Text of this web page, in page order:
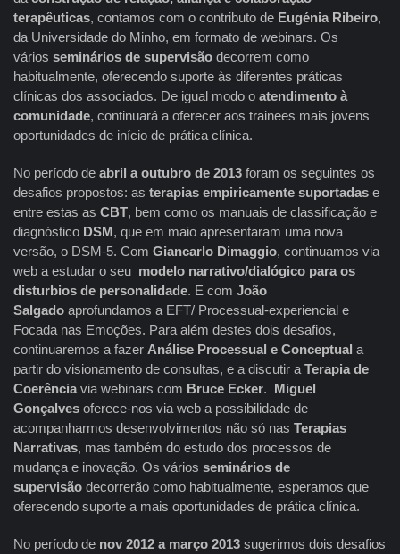
terapêuticas, contamos com o contributo de Eugénia Ribeiro,
da Universidade do Minho, em formato de webinars. Os
vários seminários de supervisão decorrem como
habitualmente, oferecendo suporte às diferentes práticas
clínicas dos associados. De igual modo o atendimento à
comunidade, continuará a oferecer aos trainees mais jovens
oportunidades de início de prática clínica.
No período de abril a outubro de 2013 foram os seguintes os
desafios propostos: as terapias empiricamente suportadas e
entre estas as CBT, bem como os manuais de classificação e
diagnóstico DSM, que em maio apresentaram uma nova
versão, o DSM-5. Com Giancarlo Dimaggio, continuamos via
web a estudar o seu modelo narrativo/dialógico para os
disturbios de personalidade. E com João
Salgado aprofundamos a EFT/ Processual-experiencial e
Focada nas Emoções. Para além destes dois desafios,
continuaremos a fazer Análise Processual e Conceptual a
partir do visionamento de consultas, e a discutir a Terapia de
Coerência via webinars com Bruce Ecker. Miguel
Gonçalves oferece-nos via web a possibilidade de
acompanharmos desenvolvimentos não só nas Terapias
Narrativas, mas também do estudo dos processos de
mudança e inovação. Os vários seminários de
supervisão decorrerão como habitualmente, esperamos que
oferecendo suporte a mais oportunidades de prática clínica.
No período de nov 2012 a março 2013 sugerimos dois desafios